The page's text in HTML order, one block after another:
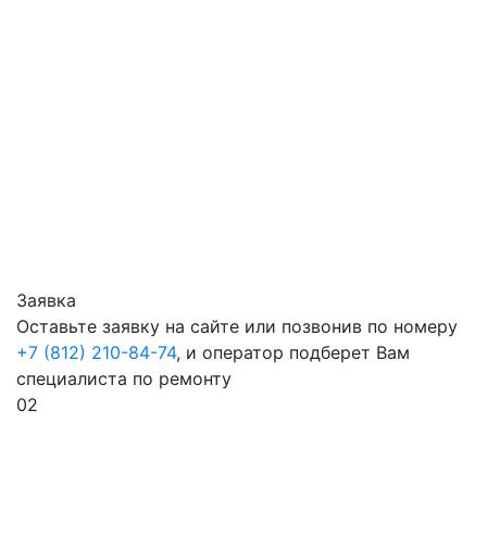
Заявка
Оставьте заявку на сайте или позвонив по номеру
+7 (812) 210-84-74, и оператор подберет Вам
специалиста по ремонту
02